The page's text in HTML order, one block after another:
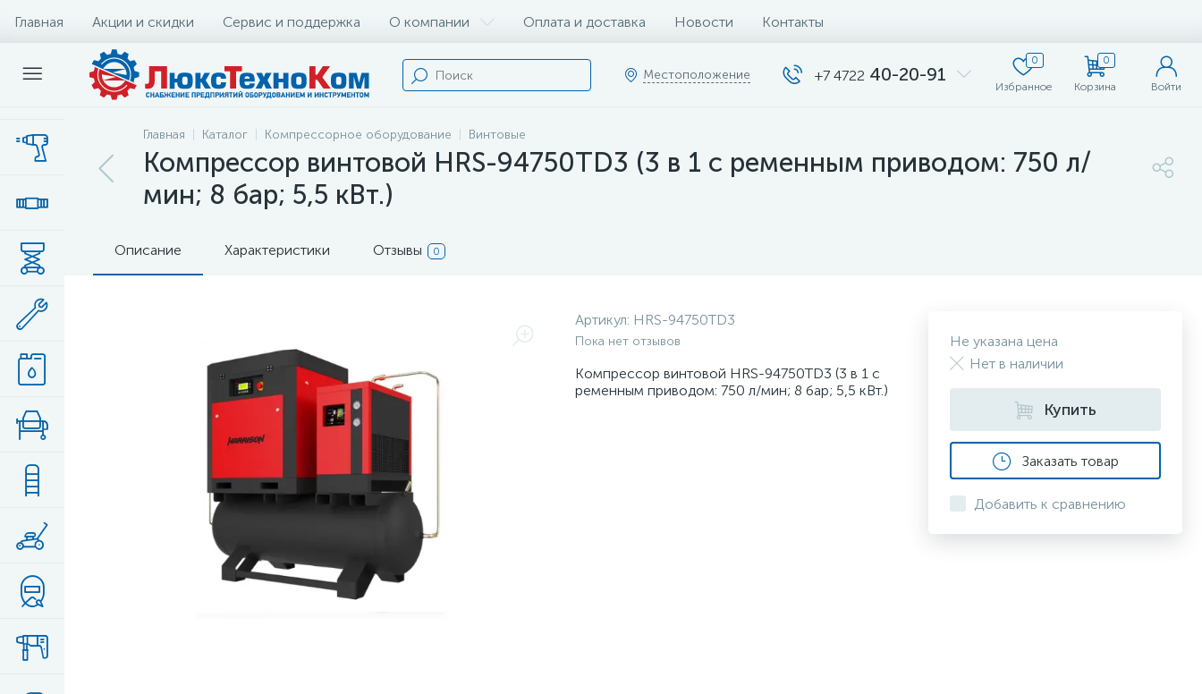
Главная Акции и скидки Сервис и поддержка О компании Оплата и доставка Новости Контакты
Местоположение +7 4722 40-20-91
0
Избранное
0
Корзина Войти
Главная Каталог Компрессорное оборудование Винтовые
Компрессор винтовой HRS-94750TD3 (3 в 1 с ременным приводом: 750 л/
мин; 8 бар; 5,5 кВт.)
Описание Характеристики Отзывы 0
Артикул: HRS-94750TD3
Пока нет отзывов
Компрессор винтовой HRS-94750TD3 (3 в 1 с
ременным приводом: 750 л/мин; 8 бар; 5,5 кВт.)
Не указана цена
Нет в наличии
Купить
Заказать товар
Добавить к сравнению